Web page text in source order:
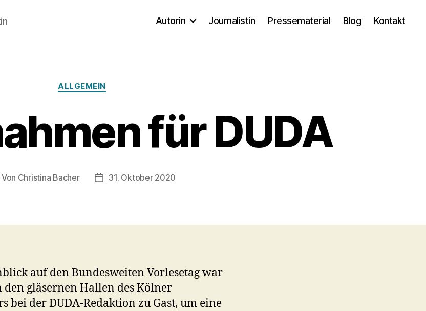
Autorin Journalistin Pressematerial Blog Kontakt
Kategorien
ALLGEMEIN
für DUDA
Von Christina Bacher Veröffentlichungsdatum
31. Oktober 2020
auf den Bundesweiten Vorlesetag war
den gläsernen Hallen des Kölner
bei der DUDA-Redaktion zu Gast, um eine